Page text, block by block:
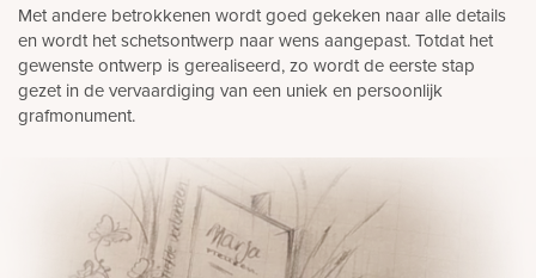
Met andere betrokkenen wordt goed gekeken naar alle details
en wordt het schetsontwerp naar wens aangepast. Totdat het
gewenste ontwerp is gerealiseerd, zo wordt de eerste stap
gezet in de vervaardiging van een uniek en persoonlijk
grafmonument.